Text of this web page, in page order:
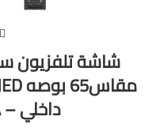
داخلي – 65QNED80A6A